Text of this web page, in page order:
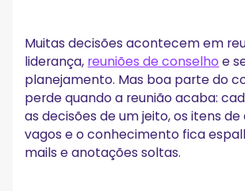
Muitas decisões acontecem em
liderança, reuniões de conselho e
planejamento. Mas boa parte do
perde quando a reunião acaba:
as decisões de um jeito, os itens
vagos e o conhecimento fica
mails e anotações soltas.